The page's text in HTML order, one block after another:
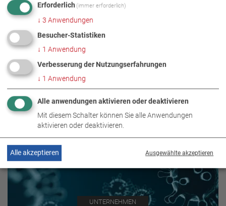
VERWANDTE THEMEN
UNTERNEHMEN
Erforderlich (immer erforderlich)
↓ 3 Anwendungen
Besucher-Statistiken
↓ 1 Anwendung
Verbesserung der Nutzungserfahrungen
↓ 1 Anwendung
Alle anwendungen aktivieren oder deaktivieren
Mit diesem Schalter können Sie alle Anwendungen
aktivieren oder deaktivieren.
Ausgewählte akzeptieren
Alle akzeptieren